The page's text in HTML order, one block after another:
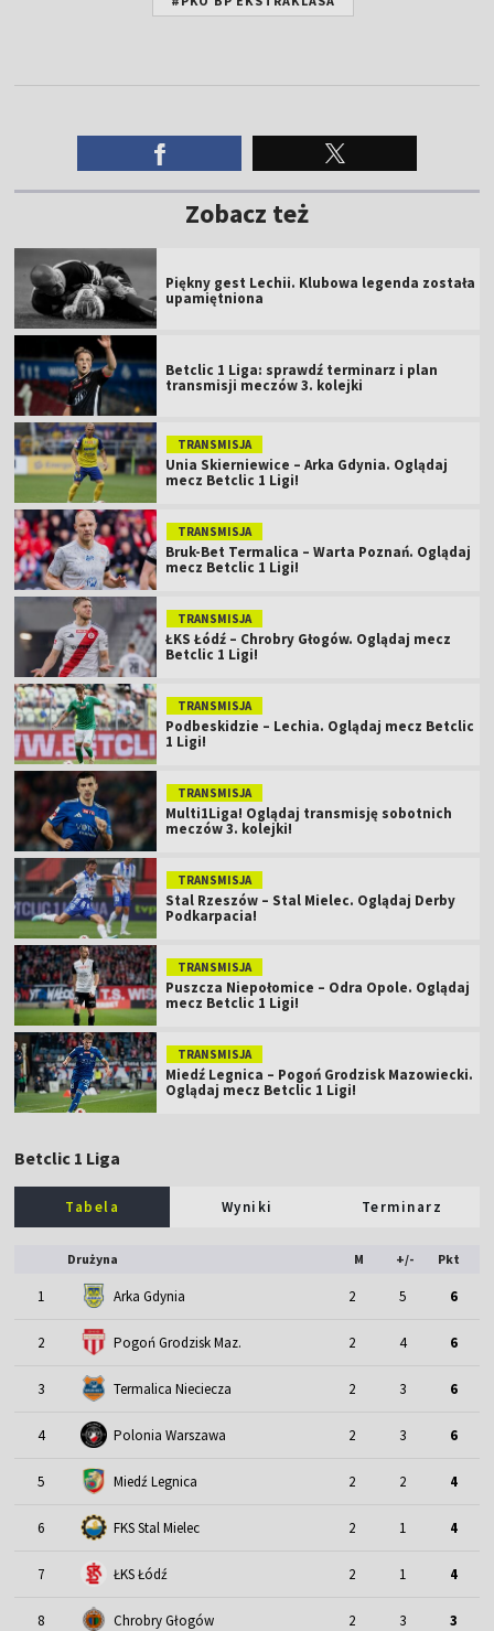
Zobacz też
Piękny gest Lechii. Klubowa legenda została
upamiętniona
Betclic 1 Liga: sprawdź terminarz i plan
transmisji meczów 3. kolejki
TRANSMISJA
Unia Skierniewice – Arka Gdynia. Oglądaj
mecz Betclic 1 Ligi!
TRANSMISJA
Bruk-Bet Termalica – Warta Poznań. Oglądaj
mecz Betclic 1 Ligi!
TRANSMISJA
ŁKS Łódź – Chrobry Głogów. Oglądaj mecz
Betclic 1 Ligi!
TRANSMISJA
Podbeskidzie – Lechia. Oglądaj mecz Betclic
1 Ligi!
TRANSMISJA
Multi1Liga! Oglądaj transmisję sobotnich
meczów 3. kolejki!
TRANSMISJA
Stal Rzeszów – Stal Mielec. Oglądaj Derby
Podkarpacia!
TRANSMISJA
Puszcza Niepołomice – Odra Opole. Oglądaj
mecz Betclic 1 Ligi!
TRANSMISJA
Miedź Legnica – Pogoń Grodzisk Mazowiecki.
Oglądaj mecz Betclic 1 Ligi!
Betclic 1 Liga
Tabela Wyniki Terminarz
Drużyna M +/- Pkt
1 Arka Gdynia 2 5 6
2 Pogoń Grodzisk Maz. 2 4 6
3 Termalica Nieciecza 2 3 6
4 Polonia Warszawa 2 3 6
5 Miedź Legnica 2 2 4
6 FKS Stal Mielec 2 1 4
7 ŁKS Łódź 2 1 4
8 Chrobry Głogów 2 3 3